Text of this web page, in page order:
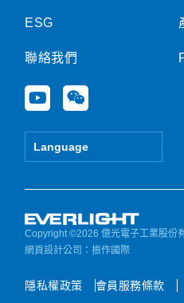
ESG
聯絡我們
Y
o
u
e
W
e
i
Language
Copyright ©2026 億光電子工業股份
網頁設計公司 ：振作國際
隱私權政策 會員服務條款